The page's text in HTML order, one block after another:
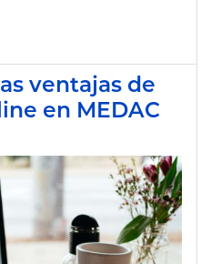
ventajas de
en MEDAC